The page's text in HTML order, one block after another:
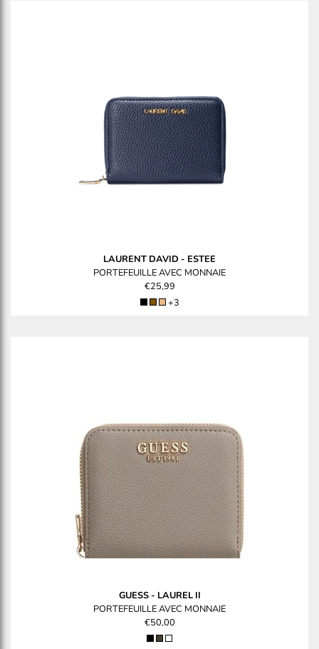
LAURENT DAVID - ESTEE
PORTEFEUILLE AVEC MONNAIE
€25,99
+3
GUESS- LAUREL II
PORTEFEUILLE AVEC MONNAIE
€50,00